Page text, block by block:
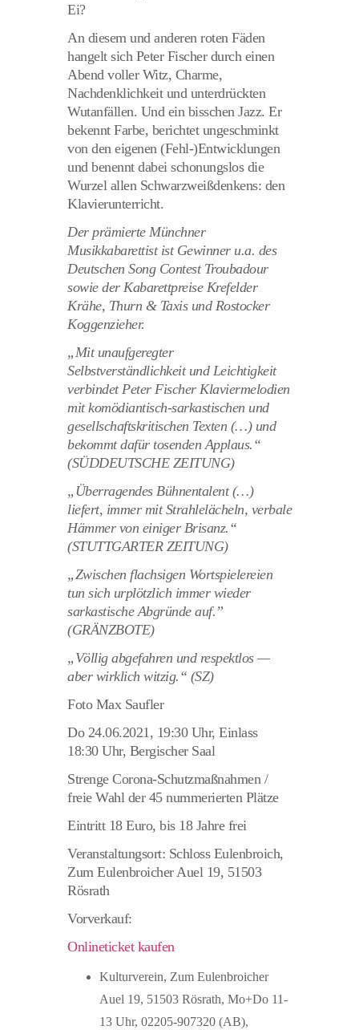
Ei?
An diesem und anderen roten Fäden
hangelt sich Peter Fischer durch einen
Abend voller Witz, Charme,
Nachdenklichkeit und unterdrückten
Wutanfällen. Und ein bisschen Jazz. Er
bekennt Farbe, berichtet ungeschminkt
von den eigenen (Fehl-)Entwicklungen
und benennt dabei schonungslos die
Wurzel allen Schwarzweißdenkens: den
Klavierunterricht.
Der prämierte Münchner
Musikkabarettist ist Gewinner u.a. des
Deutschen Song Contest Troubadour
sowie der Kabarettpreise Krefelder
Krähe, Thurn & Taxis und Rostocker
Koggenzieher.
„Mit unaufgeregter
Selbstverständlichkeit und Leichtigkeit
verbindet Peter Fischer Klaviermelodien
mit komödiantisch-sarkastischen und
gesellschaftskritischen Texten (…) und
bekommt dafür tosenden Applaus.“
(SÜDDEUTSCHE ZEITUNG)
„Überragendes Bühnentalent (…)
liefert, immer mit Strahlelächeln, verbale
Hämmer von einiger Brisanz.“
(STUTTGARTER ZEITUNG)
„Zwischen flachsigen Wortspielereien
tun sich urplötzlich immer wieder
sarkastische Abgründe auf.”
(GRÄNZBOTE)
„Völlig abgefahren und respektlos —
aber wirklich witzig.“ (SZ)
Foto Max Saufler
Do 24.06.2021, 19:30 Uhr, Einlass
18:30 Uhr, Bergischer Saal
Strenge Corona-Schutzmaßnahmen /
freie Wahl der 45 nummerierten Plätze
Eintritt 18 Euro, bis 18 Jahre frei
Veranstaltungsort: Schloss Eulenbroich,
Zum Eulenbroicher Auel 19, 51503
Rösrath
Vorverkauf:
Onlineticket kaufen
Kulturverein, Zum Eulenbroicher
Auel 19, 51503 Rösrath, Mo+Do 11-
13 Uhr, 02205-907320 (AB),